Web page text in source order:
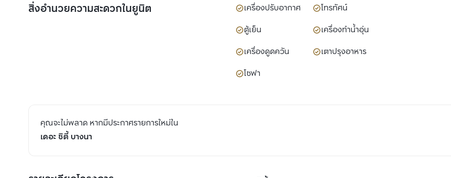
สิ่งอำนวยความสะดวกในยูนิต เครื่องปรับอากาศ
โทรทัศน์
ตู้เย็น
เครื่องทำน้ำอุ่น
เครื่องดูดควัน
เตาปรุงอาหาร
โซฟา
คุณจะไม่พลาด หากมีประกาศรายการใหม่ใน
เดอะ ซิตี้ บางนา